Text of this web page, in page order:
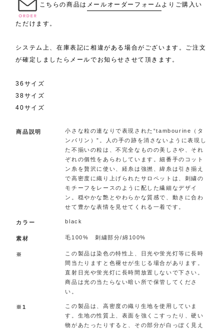
こちらの商品は メールオーダーフォーム よりご購入い
ただけます。
システム上、在庫表記に相違がある場合がございます。ご注文
が確定しましたらメールでお知らせさせて頂きます。
36サイズ
38サイズ
40サイズ
商品説明
小さな粒の連なりで表現された“tambourine（タ
ンバリン）”。人の手の跡を消さないように表現し
た不揃いの粒は、不完全なものの美しさや、それ
ぞれの個性をあらわしています。細番手のコット
ン糸を贅沢に使い、経糸は強撚、緯糸は引き揃え
で高密度に織り上げられたサロペットは、刺繍の
モチーフをレースのように配した繊細なデザイ
ン。穏やかな艶とやわらかな質感で、動きに合わ
せて豊かな表情を見せてくれる一着です。
カラー black
素材 毛100% 刺繍部分/綿100%
※
この製品は染色の特性上、日光や蛍光灯等に長時
間当たりますと色褪せが生じる場合があります。
直射日光や蛍光灯に長時間放置しないで下さい。
商品は光の当たらない暗い所で保管してくださ
い。
※1
この製品は、高密度の織り生地を使用していま
す。生地の性質上、表面を強くこすったり、硬い
物があたったりすると、その部分が白っぽく見え